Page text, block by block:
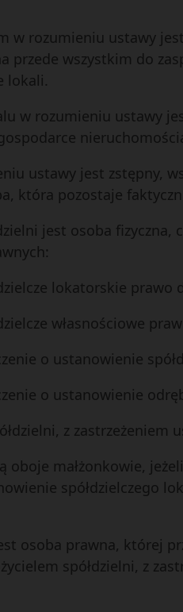
w rozumieniu ustawy
przede wszystkim do
lokali.
w rozumieniu ustawy
ustawy jest zstępny,
która pozostaje
jest osoba
lokatorskie prawo
własnościowe
o ustanowienie
o ustanowienie
z zastrzeżeniem
oboje małżonkowie,
spółdzielczego
osoba prawna, której
spółdzielni, z